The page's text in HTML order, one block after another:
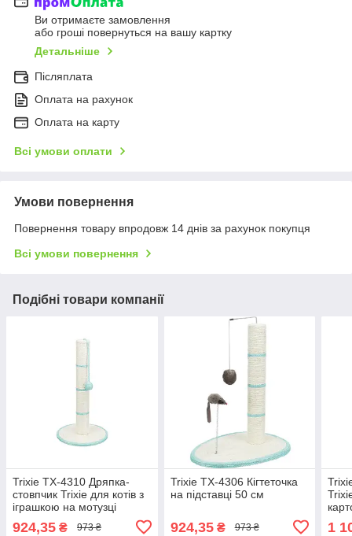
Ви отримаєте замовлення
або гроші повернуться на вашу картку
Детальніше
Післяплата
Оплата на рахунок
Оплата на карту
Всі умови оплати
Умови повернення
Повернення товару впродовж 14 днів за рахунок покупця
Всі умови повернення
Подібні товари компанії
Trixie TX-4310 Дряпка-
стовпчик Trixie для котів з
іграшкою на мотузці
924,35 ₴ 973 ₴
Trixie TX-4306 Кігтеточка
на підставці 50 см
924,35₴ 973 ₴ 1